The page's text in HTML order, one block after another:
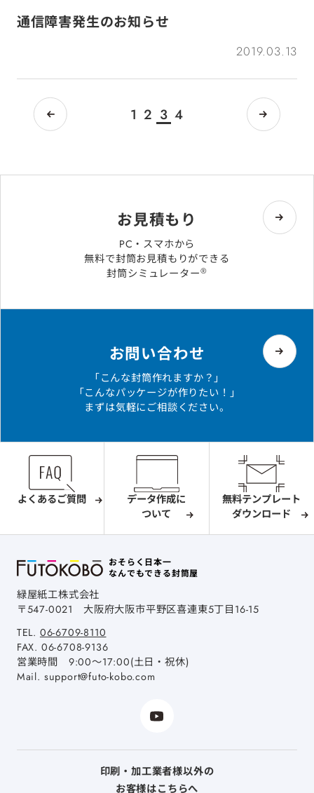
通信障害発生のお知らせ
2019.03.13
前
へ 1 2 3 4 次
へ
お見積もり
PC・スマホから
無料で封筒お見積もりができる
封筒シミュレーター®
お問い合わせ
「こんな封筒作れますか？」
「こんなパッケージが作りたい！」
まずは気軽にご相談ください。
よくあるご質問
データ作成に
ついて
無料テンプレート
ダウンロード
おそらく日本一
なんでもできる封筒屋
緑屋紙工株式会社
〒547-0021 大阪府大阪市平野区喜連東5丁目16-15
TEL. 06-6709-8110
FAX. 06-6708-9136
営業時間 9:00～17:00(土日・祝休)
Mail. support@futo-kobo.com
印刷・加工業者様以外の
お客様はこちらへ